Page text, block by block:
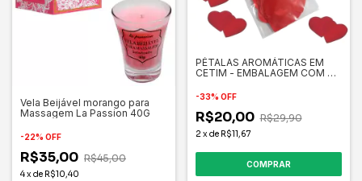
Vela Beijável morango para
Massagem La Passion 40G
-22% OFF
R$35,00 R$45,00
4xde R$10,40
PÉTALAS AROMÁTICAS EM
CETIM - EMBALAGEM COM 60
-33% OFF
R$20,00 R$29,90
2 xde R$11,67